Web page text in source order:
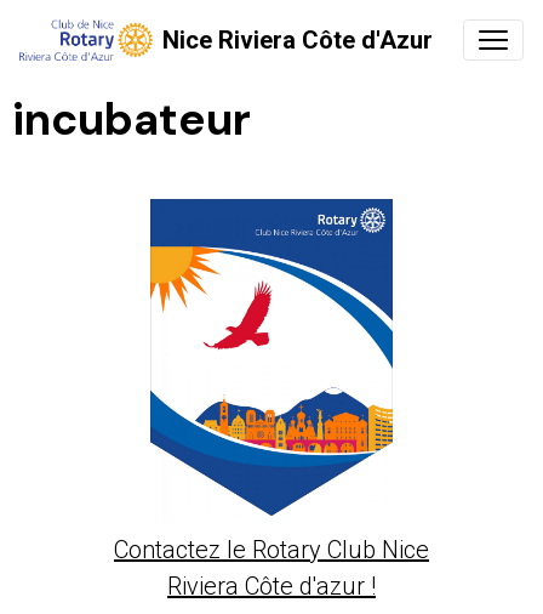
Nice Riviera Côte d'Azur
incubateur
Contactez le Rotary Club Nice
Riviera Côte d'azur !